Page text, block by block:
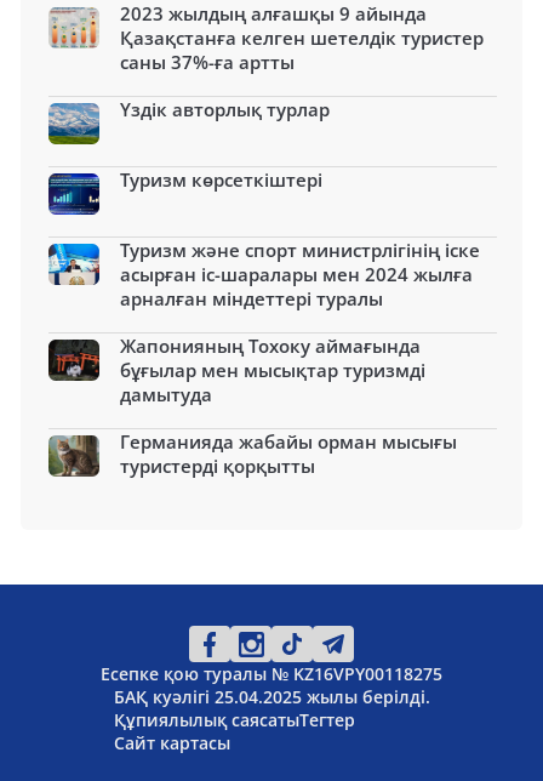
2023 жылдың алғашқы 9 айында
Қазақстанға келген шетелдік туристер
саны 37%-ға артты
Үздік авторлық турлар
Туризм көрсеткіштері
Туризм және спорт министрлігінің іске
асырған іс-шаралары мен 2024 жылға
арналған міндеттері туралы
Жапонияның Тохоку аймағында
бұғылар мен мысықтар туризмді
дамытуда
Германияда жабайы орман мысығы
туристерді қорқытты
Есепке қою туралы № KZ16VPY00118275
БАҚ куәлігі 25.04.2025 жылы берілді.
Құпиялылық саясатыТегтер
Сайт картасы